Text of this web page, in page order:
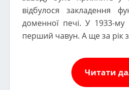
відбулося закладення
доменної печі. У 1933-му
перший чавун. А ще за рік
Читати